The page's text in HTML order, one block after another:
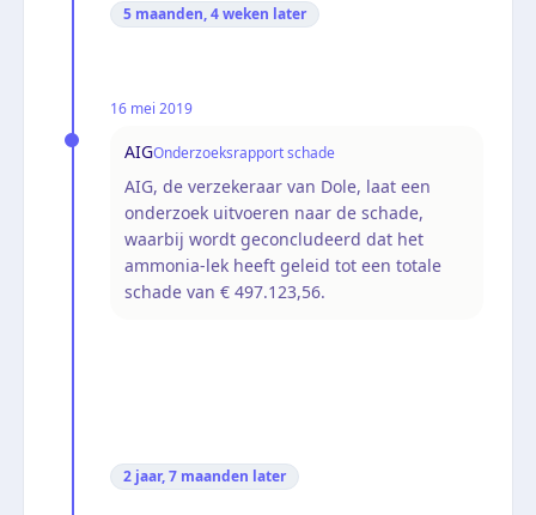
5 maanden, 4 weken later
16 mei 2019
AIGOnderzoeksrapport schade
AIG, de verzekeraar van Dole, laat een
onderzoek uitvoeren naar de schade,
waarbij wordt geconcludeerd dat het
ammonia-lek heeft geleid tot een totale
schade van € 497.123,56.
2 jaar, 7 maanden later